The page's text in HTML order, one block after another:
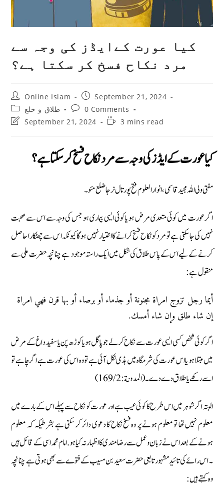
كيا عورت كےایڈز کی وجہ سے
مرد نکاح فسخ كر سكتا ہے؟
Post
author:
Online Islam
Post
published:
September 21, 2024
Post
category:
طلاق و خلع
Post
comments:
0 Comments
PostSeptember 21, 2024
Reading3 mins read
كيا عورت كےایڈز کی وجہ سے مرد نکاح فسخ كر سكتا ہے؟
مفتی ولی اللہ مجید قاسمی، انوار العلوم فتح پور تال نرجا ضلع مئو۔
اگر عورت میں کوئی متعدی مرض ہو یا کوئی ایسی بیماری ہو جس کی وجہ سے اس سے صحبت
نہیں کی جا سکتی ہے تو مرد کو نکاح فسخ کرانے کا اختیار نہیں ہوگا کیونکہ اس سے چھٹکارا حاصل
کرنے کے لیے اس کے پاس طلاق کی شکل میں ایک راستہ موجود ہے چنانچہ حضرت علی سے
منقول ہے:
أيما رجل تزوج امراة مجنونة أو جذماء أو برصاء أو بها قرن فهي امراة
إن شاء طلق وإن شاء أمسك.
اگر کوئی شخص کسی ایسی عورت سے نکاح کر لے جو پاگل ہو یا کوڑھ پن یا سفید داغ کے مرض
میں مبتلا ہو یا اس عورت کی شرمگاہ میں ہڈی نکل آئی ہے تو وہ اس کی عورت ہے اگر چاہے تو
اسے رکھے یا طلاق دے دے۔(المدونة: 169/2)
البتہ اگر شوہر میں اس طرح کا کوئی عیب ہے اور عورت کو نکاح سے پہلے اس کے بارے میں
معلوم نہیں تھا تو معلوم ہونے پر وہ فسخ نکاح کا دعوی دائر کر سکتی ہے بشرطیکہ کہ معلوم
ہونے کے بعد اس نے زبان و عمل سے رضامندی کا اظہار نہ کیا ہو. امام محمد اسی کے قائل ہیں
۔ اس رائے کی تائید مشہور تابعی حضرت سعید بن مسیب کے فتوے سے بھی ہوتی ہے چنانچہ
وہ کہتے ہیں: